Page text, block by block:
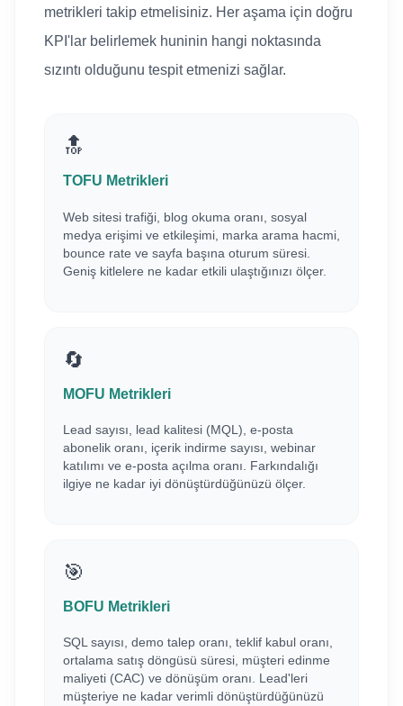
metrikleri takip etmelisiniz. Her aşama için doğru
KPI'lar belirlemek huninin hangi noktasında
sızıntı olduğunu tespit etmenizi sağlar.
🔝
TOFU Metrikleri
Web sitesi trafiği, blog okuma oranı, sosyal
medya erişimi ve etkileşimi, marka arama hacmi,
bounce rate ve sayfa başına oturum süresi.
Geniş kitlelere ne kadar etkili ulaştığınızı ölçer.
🔄
MOFU Metrikleri
Lead sayısı, lead kalitesi (MQL), e-posta
abonelik oranı, içerik indirme sayısı, webinar
katılımı ve e-posta açılma oranı. Farkındalığı
ilgiye ne kadar iyi dönüştürdüğünüzü ölçer.
🎯
BOFU Metrikleri
SQL sayısı, demo talep oranı, teklif kabul oranı,
ortalama satış döngüsü süresi, müşteri edinme
maliyeti (CAC) ve dönüşüm oranı. Lead'leri
müşteriye ne kadar verimli dönüştürdüğünüzü